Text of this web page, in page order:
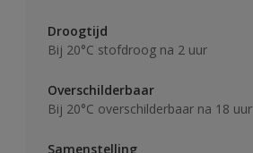
Droogtijd
Bij 20°C stofdroog na 2 uur
Overschilderbaar
Bij 20°C overschilderbaar na 18 uur
Samenstelling